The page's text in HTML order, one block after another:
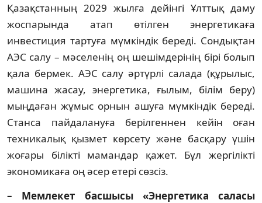
Қазақстанның 2029 жылға дейінгі Ұлттық даму
жоспарында атап өтілген энергетикаға
инвестиция тартуға мүмкіндік береді. Сондықтан
АЭС салу – мәселенің оң шешімдерінің бірі болып
қала бермек. АЭС салу әртүрлі салада (құрылыс,
машина жасау, энергетика, ғылым, білім беру)
мыңдаған жұмыс орнын ашуға мүм­кіндік береді.
Станса пайдалануға беріл­геннен кейін оған
техникалық қызмет көрсету және басқару үшін
жоғары білікті мамандар қажет. Бұл жергілікті
экономи­каға оң әсер етері сөзсіз.
– Мемлекет басшысы «Энергетика сала­сы